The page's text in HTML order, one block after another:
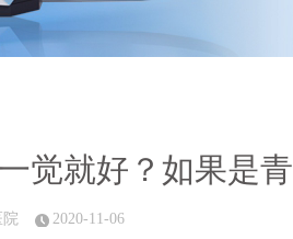
觉就好？如果是
院 2020-11-06